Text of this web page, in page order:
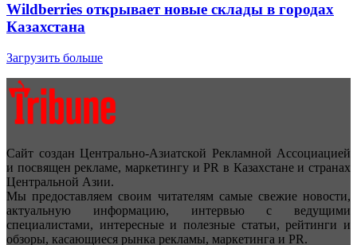
Wildberries открывает новые склады в городах
Казахстана
Загрузить больше
Сайт создан Центрально-Азиатской Рекламной Ассоциацией
и посвящен рекламе, маркетингу и PR в Казахстане и странах
Центральной Азии.
Мы предоставляем своим читателям самые свежие новости,
актуальную информацию, интервью с ведущими
специалистами, интересные и полезные статьи, рейтинги и
обзоры, касающиеся рынка рекламы, маркетинга и PR.